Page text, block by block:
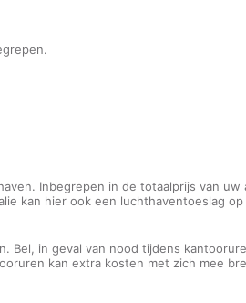
Inbegrepen in de totaalprijs van
kan hier ook een luchthaventoeslag
Bel, in geval van nood tijdens
kan extra kosten met zich mee